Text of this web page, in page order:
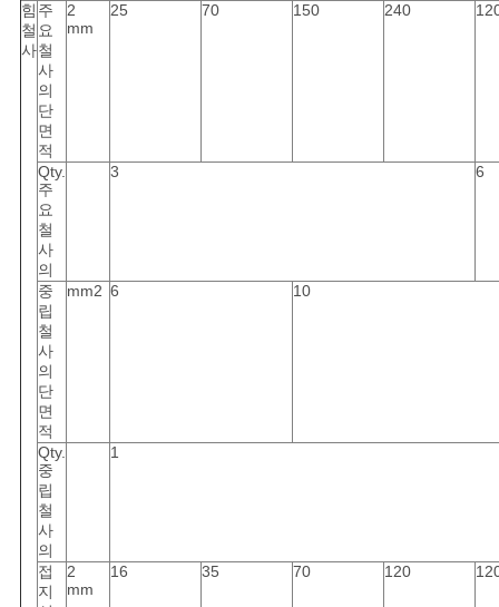
힘
철
사
주
요
철
사
의
단
면
적
2
mm
25 70 150 240
Qty.
주
요
철
사
의
3 6
중
립
철
사
의
단
면
적
mm2 6 10
Qty.
중
립
철
사
의
1
접
지
2
mm
16 35 70 120